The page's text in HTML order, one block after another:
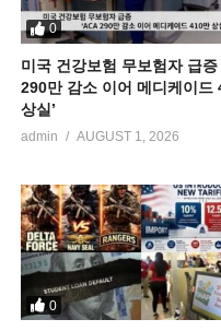
0
미국 건강보험 무보험자 급증
290만 감소 이어 메디케이드
상실’
admin AUGUST 1, 2026
0